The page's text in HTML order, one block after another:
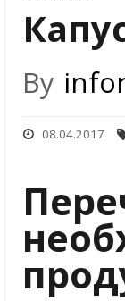
By
08.04.2017
П